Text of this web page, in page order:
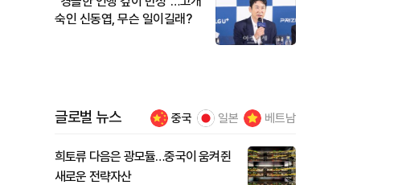
숙인 신동엽, 무슨 일이길래?
글로벌 뉴스 중국 일본 베트남
희토류 다음은 광모듈…중국이 움켜쥔
새로운 전략자산